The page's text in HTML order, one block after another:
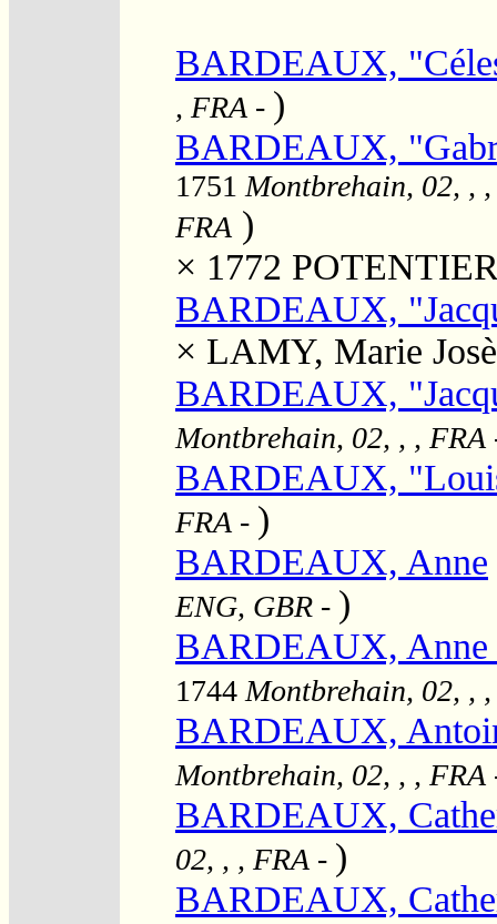
BARDEAUX,
, FRA - )
BARDEAUX,
1751 Montbrehain, 02, ,
FRA )
× 1772
BARDEAUX,
× LAMY, Marie
BARDEAUX,
Montbrehain, 02, , , FRA
BARDEAUX,
FRA - )
BARDEAUX, Anne
ENG, GBR - )
BARDEAUX, Anne
1744 Montbrehain, 02, ,
BARDEAUX,
Montbrehain, 02, , , FRA
BARDEAUX,
02, , , FRA - )
BARDEAUX,